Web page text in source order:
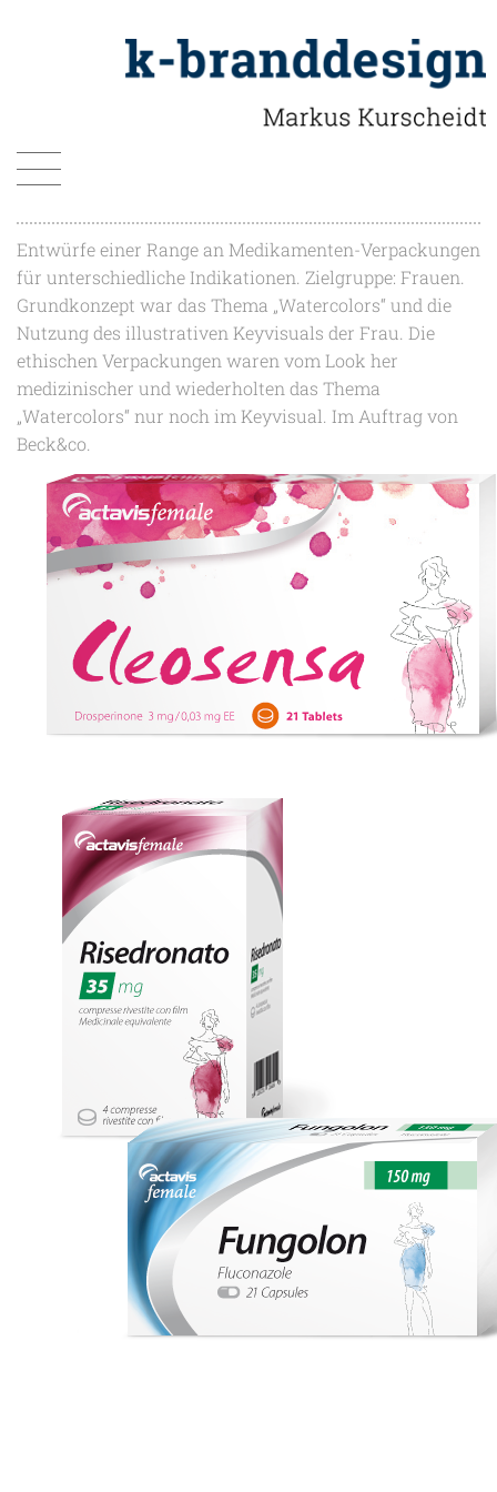
Entwürfe einer Range an Medikamenten-Verpackungen
für unterschiedliche Indikationen. Zielgruppe: Frauen.
Grundkonzept war das Thema „Watercolors“ und die
Nutzung des illustrativen Keyvisuals der Frau. Die
ethischen Verpackungen waren vom Look her
medizinischer und wiederholten das Thema
„Watercolors“ nur noch im Keyvisual. Im Auftrag von
Beck&co.